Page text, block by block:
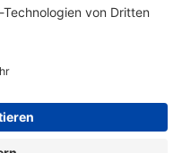
König, Deutschland